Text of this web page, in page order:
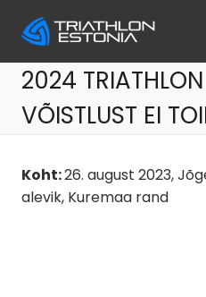
2024
VÕISTLUST EI
Koht:26. august 2023,
alevik, Kuremaa rand